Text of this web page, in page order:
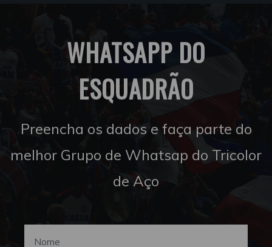
WHATSAPP DO
ESQUADRÃO
Preencha os dados e faça parte do
melhor Grupo de Whatsap do Tricolor
de Aço